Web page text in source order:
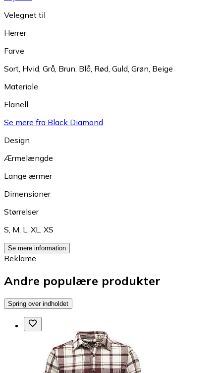
Velegnet til
Herrer
Farve
Sort, Hvid, Grå, Brun, Blå, Rød, Guld, Grøn, Beige
Materiale
Flanell
Se mere fra Black Diamond
Design
Ærmelængde
Lange ærmer
Dimensioner
Størrelser
S, M, L, XL, XS
Se mere information
Reklame
Andre populære produkter
Spring over indholdet